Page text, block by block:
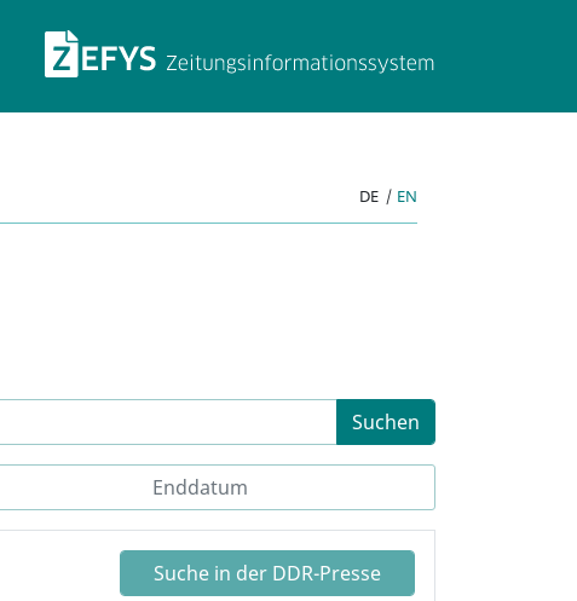
ZEFYS
DE | EN
Suchen
Suche in der DDR-Presse